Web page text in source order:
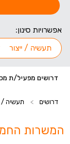
אפשרויות סינון:
תעשיה / ייצור
דרושים מפעיל/ת מכונות
דרושים > תעשיה /
המשרות